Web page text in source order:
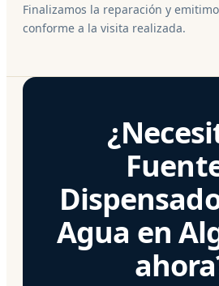
Finalizamos la reparación y
conforme a la visita realizada.
Agua en